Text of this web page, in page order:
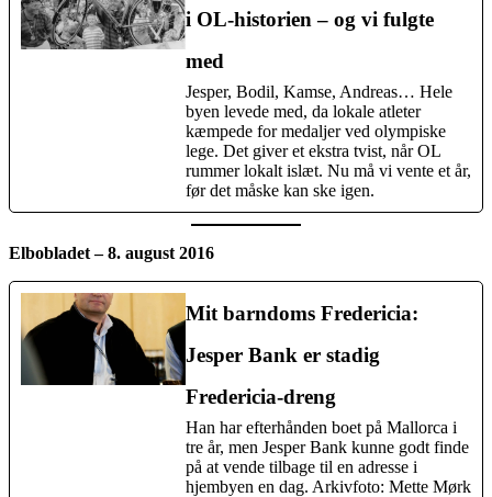
i OL-historien – og vi fulgte
med
Jesper, Bodil, Kamse, Andreas… Hele
byen levede med, da lokale atleter
kæmpede for medaljer ved olympiske
lege. Det giver et ekstra tvist, når OL
rummer lokalt islæt. Nu må vi vente et år,
før det måske kan ske igen.
Elbobladet – 8. august 2016
Mit barndoms Fredericia:
Jesper Bank er stadig
Fredericia-dreng
Han har efterhånden boet på Mallorca i
tre år, men Jesper Bank kunne godt finde
på at vende tilbage til en adresse i
hjembyen en dag. Arkivfoto: Mette Mørk